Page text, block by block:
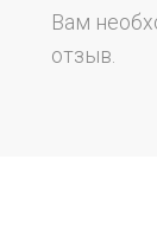
Вам
отзыв.